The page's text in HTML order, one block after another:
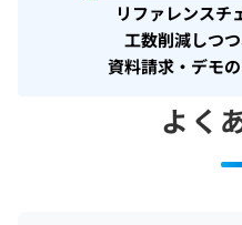
リファレンスチ
工数削減しつ
資料請求・デモ
よく